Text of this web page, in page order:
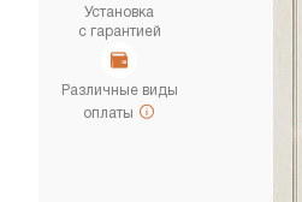
Установка
с гарантией
Различные виды
оплаты